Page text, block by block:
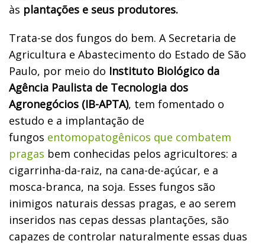
às plantações e seus produtores.
Trata-se dos fungos do bem. A Secretaria de
Agricultura e Abastecimento do Estado de São
Paulo, por meio do Instituto Biológico da
Agência Paulista de Tecnologia dos
Agronegócios (IB-APTA), tem fomentado o
estudo e a implantação de
fungos entomopatogênicos que combatem
pragas bem conhecidas pelos agricultores: a
cigarrinha-da-raiz, na cana-de-açúcar, e a
mosca-branca, na soja. Esses fungos são
inimigos naturais dessas pragas, e ao serem
inseridos nas cepas dessas plantações, são
capazes de controlar naturalmente essas duas